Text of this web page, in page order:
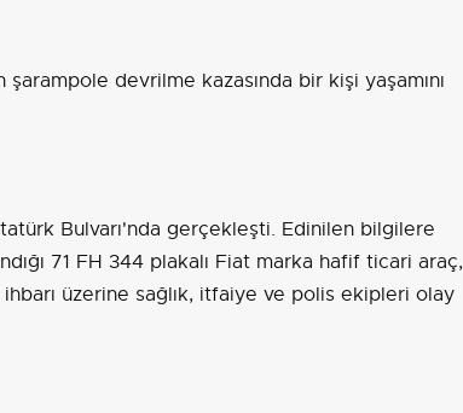
şarampole devrilme kazasında bir kişi yaşamını
Bulvarı'nda gerçekleşti. Edinilen bilgilere
71 FH 344 plakalı Fiat marka hafif ticari araç,
üzerine sağlık, itfaiye ve polis ekipleri olay